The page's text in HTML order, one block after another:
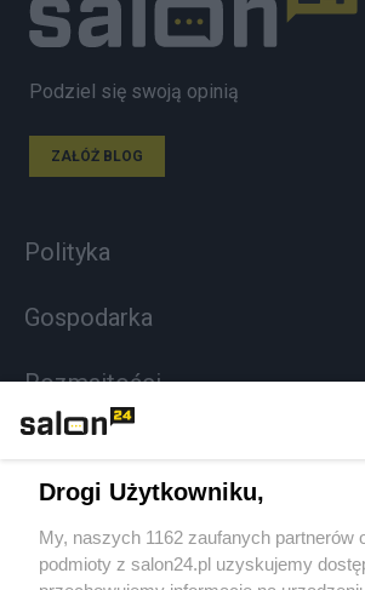
Podziel się swoją opinią
ZAŁÓŻ BLOG
Polityka
Gospodarka
Rozmaitości
Sport
Społeczeństwo
Drogi Użytkowniku,
My, naszych 1162 zaufanych partnerów
podmioty z salon24.pl uzyskujemy